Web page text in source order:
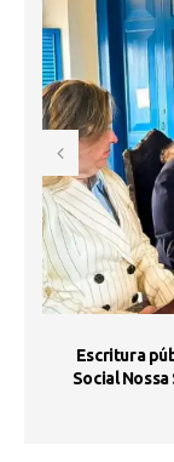
Escritura
Social